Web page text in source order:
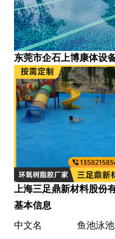
基本信息
中文名
鱼池泳池